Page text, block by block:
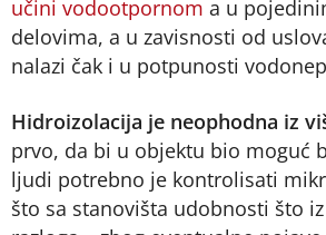
učini vodootpornom a u
delovima, a u zavisnosti od
nalazi čak i u potpunosti
Hidroizolacija je neophodna iz
prvo, da bi u objektu bio moguć
ljudi potrebno je kontrolisati
što sa stanovišta udobnosti što